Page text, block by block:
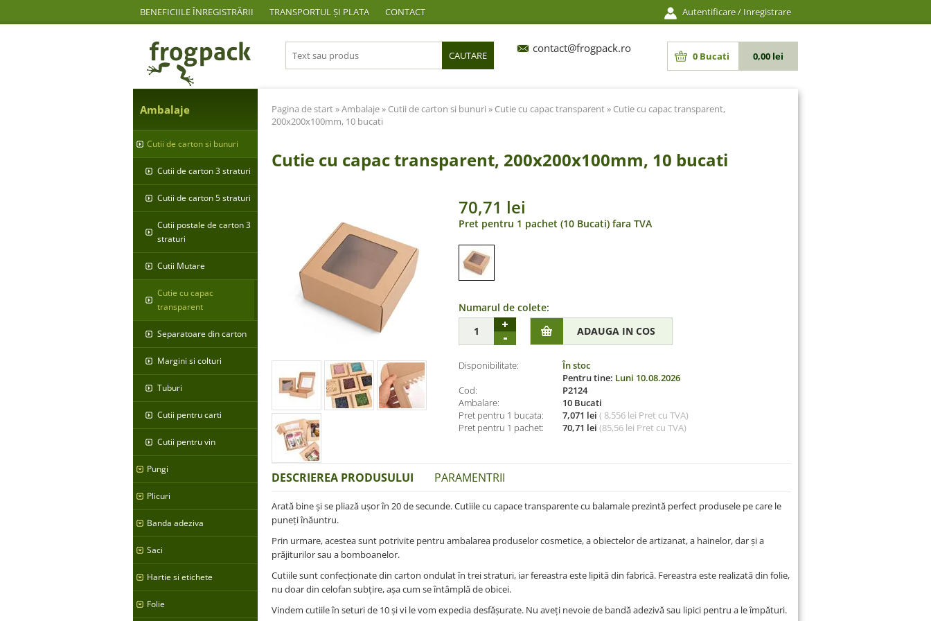
BENEFICIILE ÎNREGISTRĂRII TRANSPORTUL ȘI PLATA CONTACT Autentificare/ Inregistrare
CAUTARE
contact@frogpack.ro
0 Bucati 0,00 lei
Ambalaje
Cutii de carton si bunuri
Cutii de carton 3 straturi
Cutii de carton 5 straturi
Cutii postale de carton 3
straturi
Cutii Mutare
Cutie cu capac
transparent
Separatoare din carton
Margini si colturi
Tuburi
Cutii pentru carti
Cutii pentru vin
Pungi
Plicuri
Banda adeziva
Saci
Hartie si etichete
Folie
Pagina de start»Ambalaje» Cutii de carton si bunuri » Cutie cu capac transparent» Cutie cu capac transparent,
200x200x100mm, 10 bucati
Cutie cu capac transparent, 200x200x100mm, 10 bucati
70,71 lei
Pret pentru 1 pachet (10 Bucati) fara TVA
Numarul de colete:
Disponibilitate:
În stoc
Pentru tine: Luni 10.08.2026
Cod:
P2124
Ambalare:
10 Bucati
Pret pentru 1 bucata:
7,071 lei ( 8,556 lei Pret cu TVA)
Pret pentru 1 pachet:
70,71 lei (85,56 lei Pret cu TVA)
DESCRIEREA PRODUSULUI PARAMENTRII
Arată bine și se pliază ușor în 20 de secunde. Cutiile cu capace transparente cu balamale prezintă perfect produsele pe care le
puneți înăuntru.
Prin urmare, acestea sunt potrivite pentru ambalarea produselor cosmetice, a obiectelor de artizanat, a hainelor, dar și a
prăjiturilor sau a bomboanelor.
Cutiile sunt confecționate din carton ondulat în trei straturi, iar fereastra este lipită din fabrică. Fereastra este realizată din folie,
nu doar din celofan subțire, așa cum se întâmplă de obicei.
Vindem cutiile în seturi de 10 și vi le vom expedia desfășurate. Nu aveți nevoie de bandă adezivă sau lipici pentru a le împături.